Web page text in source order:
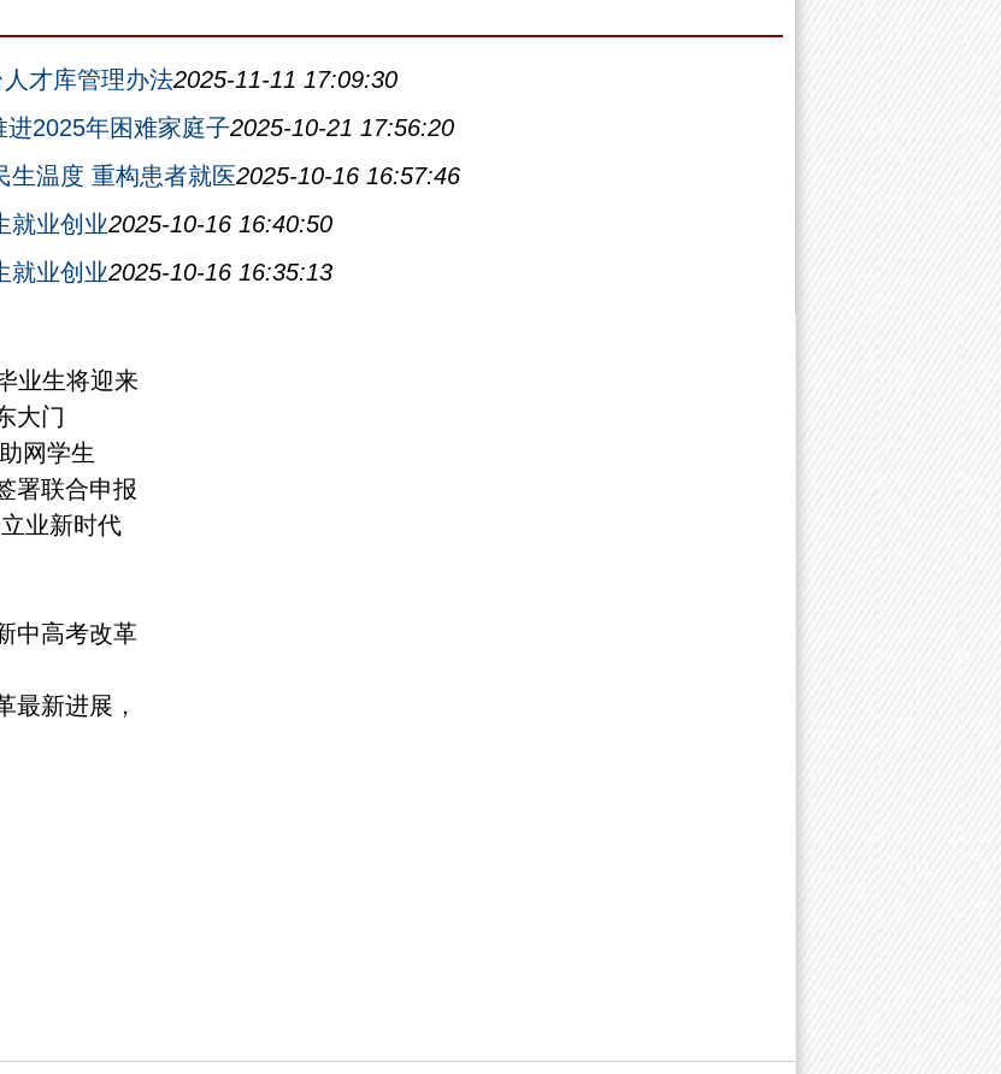
才库管理办法2025-11-11 17:09:30
2025年困难家庭子2025-10-21 17:56:20
生温度 重构患者就医2025-10-16 16:57:46
就业创业2025-10-16 16:40:50
就业创业2025-10-16 16:35:13
业生将迎来
大门
网学生
署联合申报
业新时代
中高考改革
最新进展，